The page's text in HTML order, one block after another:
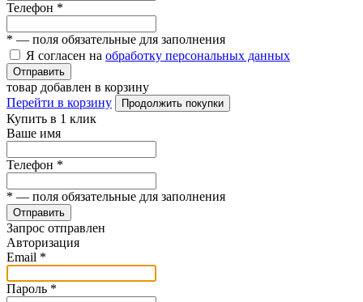
Телефон *
* — поля обязательные для заполнения
Я согласен на обработку персональных данных
Отправить
товар добавлен в корзину
Перейти в корзину
Продолжить покупки
Купить в 1 клик
Ваше имя
Телефон *
* — поля обязательные для заполнения
Отправить
Запрос отправлен
Авторизация
Email *
Пароль *